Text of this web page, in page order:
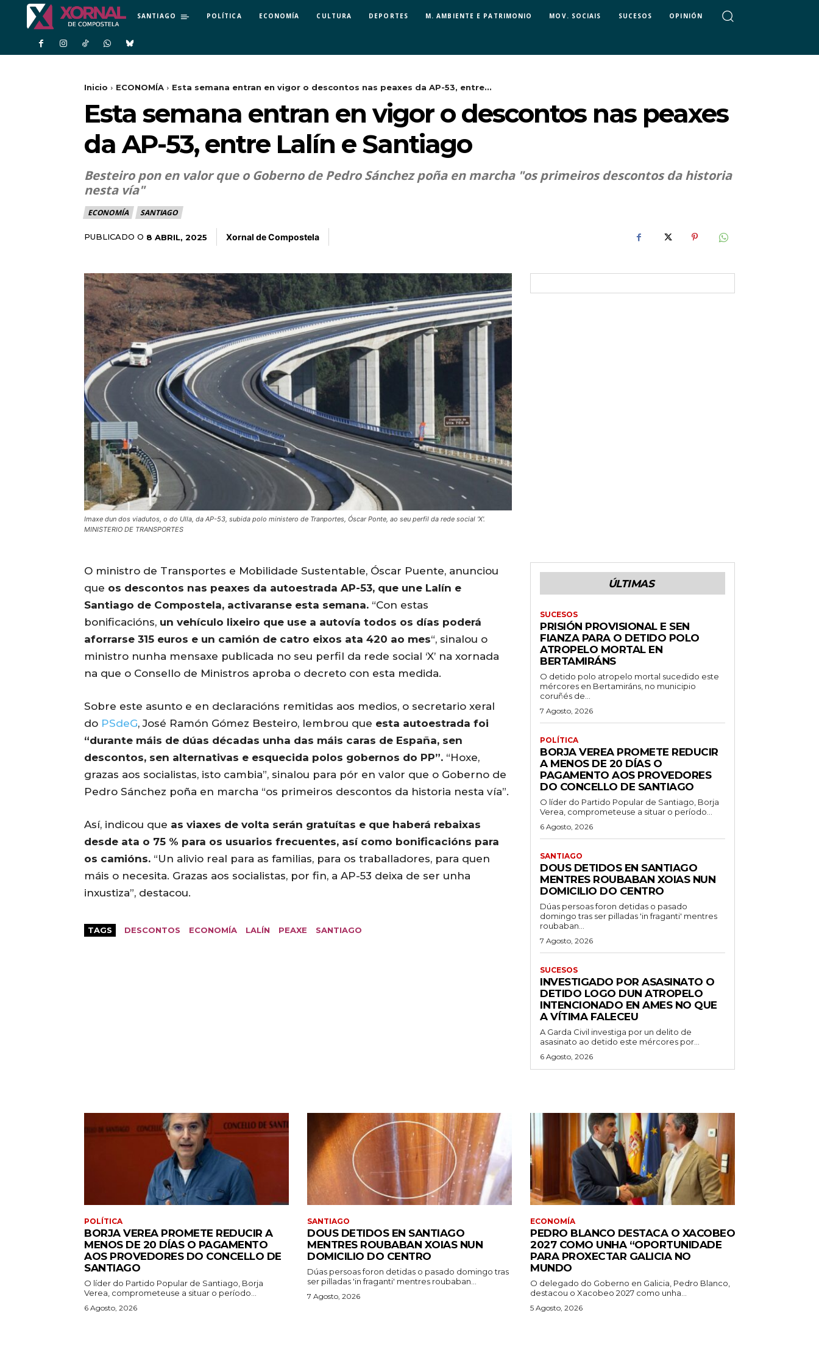
SANTIAGO POLÍTICA ECONOMÍA CULTURA DEPORTES M. AMBIENTE E PATRIMONIO MOV. SOCIAIS SUCESOS OPINIÓN
Inicio ECONOMÍA Esta semana entran en vigor o descontos nas peaxes da AP-53, entre...
Esta semana entran en vigor o descontos nas peaxes
da AP-53, entre Lalín e Santiago
Besteiro pon en valor que o Goberno de Pedro Sánchez poña en marcha "os primeiros descontos da historia
nesta vía"
ECONOMÍA SANTIAGO
PUBLICADO O 8 ABRIL, 2025 Xornal de Compostela
Imaxe dun dos viadutos, o do Ulla, da AP-53, subida polo ministero de Tranportes, Óscar Ponte, ao seu perfil da rede social 'X'.
MINISTERIO DE TRANSPORTES
O ministro de Transportes e Mobilidade Sustentable, Óscar Puente, anunciou
que os descontos nas peaxes da autoestrada AP-53, que une Lalín e
Santiago de Compostela, activaranse esta semana. “Con estas
bonificacións, un vehículo lixeiro que use a autovía todos os días poderá
aforrarse 315 euros e un camión de catro eixos ata 420 ao mes“, sinalou o
ministro nunha mensaxe publicada no seu perfil da rede social ‘X’ na xornada
na que o Consello de Ministros aproba o decreto con esta medida.
Sobre este asunto e en declaracións remitidas aos medios, o secretario xeral
do PSdeG, José Ramón Gómez Besteiro, lembrou que esta autoestrada foi
“durante máis de dúas décadas unha das máis caras de España, sen
descontos, sen alternativas e esquecida polos gobernos do PP”. “Hoxe,
grazas aos socialistas, isto cambia”, sinalou para pór en valor que o Goberno de
Pedro Sánchez poña en marcha “os primeiros descontos da historia nesta vía”.
Así, indicou que as viaxes de volta serán gratuítas e que haberá rebaixas
desde ata o 75 % para os usuarios frecuentes, así como bonificacións para
os camións. “Un alivio real para as familias, para os traballadores, para quen
máis o necesita. Grazas aos socialistas, por fin, a AP-53 deixa de ser unha
inxustiza”, destacou.
TAGS DESCONTOS ECONOMÍA LALÍN PEAXE SANTIAGO
ÚLTIMAS
SUCESOS
PRISIÓN PROVISIONAL E SEN
FIANZA PARA O DETIDO POLO
ATROPELO MORTAL EN
BERTAMIRÁNS
O detido polo atropelo mortal sucedido este
mércores en Bertamiráns, no municipio
coruñés de...
7 Agosto, 2026
POLÍTICA
BORJA VEREA PROMETE REDUCIR
A MENOS DE 20 DÍAS O
PAGAMENTO AOS PROVEDORES
DO CONCELLO DE SANTIAGO
O líder do Partido Popular de Santiago, Borja
Verea, comprometeuse a situar o período...
6 Agosto, 2026
SANTIAGO
DOUS DETIDOS EN SANTIAGO
MENTRES ROUBABAN XOIAS NUN
DOMICILIO DO CENTRO
Dúas persoas foron detidas o pasado
domingo tras ser pilladas 'in fraganti' mentres
roubaban...
7 Agosto, 2026
SUCESOS
INVESTIGADO POR ASASINATO O
DETIDO LOGO DUN ATROPELO
INTENCIONADO EN AMES NO QUE
A VÍTIMA FALECEU
A Garda Civil investiga por un delito de
asasinato ao detido este mércores por...
6 Agosto, 2026
POLÍTICA
BORJA VEREA PROMETE REDUCIR A
MENOS DE 20 DÍAS O PAGAMENTO
AOS PROVEDORES DO CONCELLO DE
SANTIAGO
O líder do Partido Popular de Santiago, Borja
Verea, comprometeuse a situar o período...
6 Agosto, 2026
SANTIAGO
DOUS DETIDOS EN SANTIAGO
MENTRES ROUBABAN XOIAS NUN
DOMICILIO DO CENTRO
Dúas persoas foron detidas o pasado domingo tras
ser pilladas 'in fraganti' mentres roubaban...
7 Agosto, 2026
ECONOMÍA
PEDRO BLANCO DESTACA O XACOBEO
2027 COMO UNHA “OPORTUNIDADE
PARA PROXECTAR GALICIA NO
MUNDO
O delegado do Goberno en Galicia, Pedro Blanco,
destacou o Xacobeo 2027 como unha...
5 Agosto, 2026